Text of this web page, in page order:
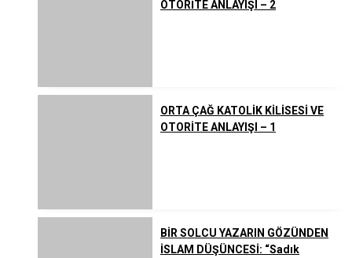
OTORİTE ANLAYIŞI – 2
ORTA ÇAĞ KATOLİK KİLİSESİ VE
OTORİTE ANLAYIŞI – 1
BİR SOLCU YAZARIN GÖZÜNDEN
İSLAM DÜŞÜNCESİ: “Sadık